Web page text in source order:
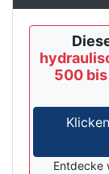
500
Entdecke